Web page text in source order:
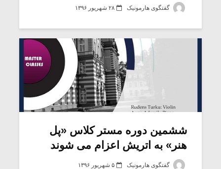
گفتگوی هارمونیک ۲۸ شهریور ۱۳۹۶
ششمین دوره مستر کلاس «پل
هنر» به اتریش اعزام می شوند
گفتگوی هارمونیک ۵ شهریور ۱۳۹۶
میکلوش روژا
یادداشتی بر موسیقی